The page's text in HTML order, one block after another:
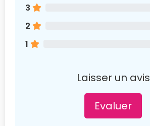
3
2
1
Laisser un avis
Evaluer